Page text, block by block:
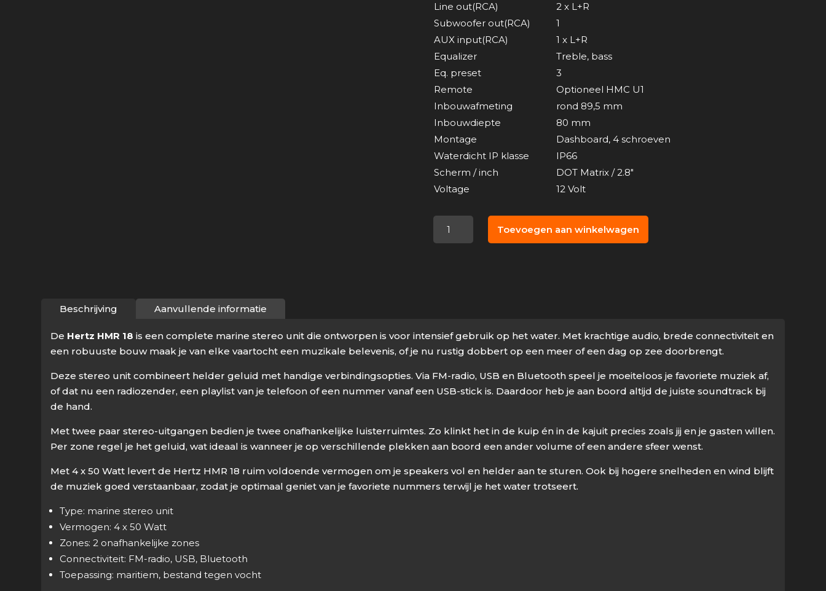
Line out(RCA)
2 x L+R
Subwoofer out(RCA)
1
AUX input(RCA)
1 x L+R
Equalizer
Treble, bass
Eq. preset
3
Remote
Optioneel HMC U1
Inbouwafmeting
rond 89,5 mm
Inbouwdiepte
80 mm
Montage
Dashboard, 4 schroeven
Waterdicht IP klasse
IP66
Scherm / inch
DOT Matrix / 2.8″
Voltage
12 Volt
zones
Toevoegen aan winkelwagen
Beschrijving Aanvullende informatie
De Hertz HMR 18 is een complete marine stereo unit die ontworpen is voor intensief gebruik op het water. Met krachtige audio, brede connectiviteit en
een robuuste bouw maak je van elke vaartocht een muzikale belevenis, of je nu rustig dobbert op een meer of een dag op zee doorbrengt.
Deze stereo unit combineert helder geluid met handige verbindingsopties. Via FM-radio, USB en Bluetooth speel je moeiteloos je favoriete muziek af,
of dat nu een radiozender, een playlist van je telefoon of een nummer vanaf een USB-stick is. Daardoor heb je aan boord altijd de juiste soundtrack bij
de hand.
Met twee paar stereo-uitgangen bedien je twee onafhankelijke luisterruimtes. Zo klinkt het in de kuip én in de kajuit precies zoals jij en je gasten willen.
Per zone regel je het geluid, wat ideaal is wanneer je op verschillende plekken aan boord een ander volume of een andere sfeer wenst.
Met 4 x 50 Watt levert de Hertz HMR 18 ruim voldoende vermogen om je speakers vol en helder aan te sturen. Ook bij hogere snelheden en wind blijft
de muziek goed verstaanbaar, zodat je optimaal geniet van je favoriete nummers terwijl je het water trotseert.
Type: marine stereo unit
Vermogen: 4 x 50 Watt
Zones: 2 onafhankelijke zones
Connectiviteit: FM-radio, USB, Bluetooth
Toepassing: maritiem, bestand tegen vocht